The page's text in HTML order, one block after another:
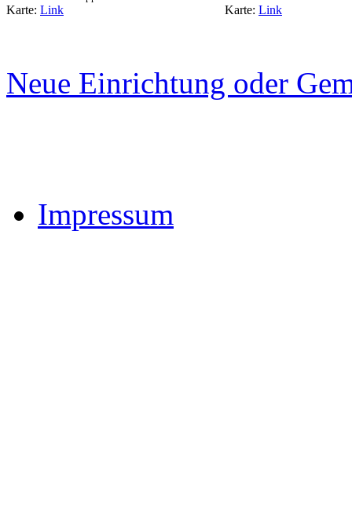
Karte: Link Karte: Link
Neue Einrichtung oder
Impressum